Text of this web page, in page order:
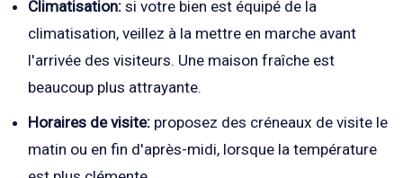
Climatisation: si votre bien est équipé de la
climatisation, veillez à la mettre en marche avant
l'arrivée des visiteurs. Une maison fraîche est
beaucoup plus attrayante.
Horaires de visite: proposez des créneaux de visite le
matin ou en fin d'après-midi, lorsque la température